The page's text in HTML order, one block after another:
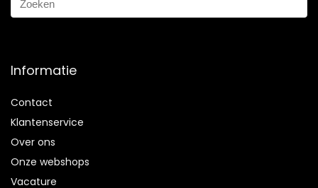
Informatie
Contact
Klantenservice
Over ons
Onze webshops
Vacature